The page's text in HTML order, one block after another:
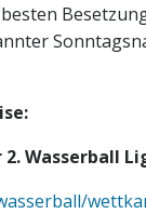
Wasserball